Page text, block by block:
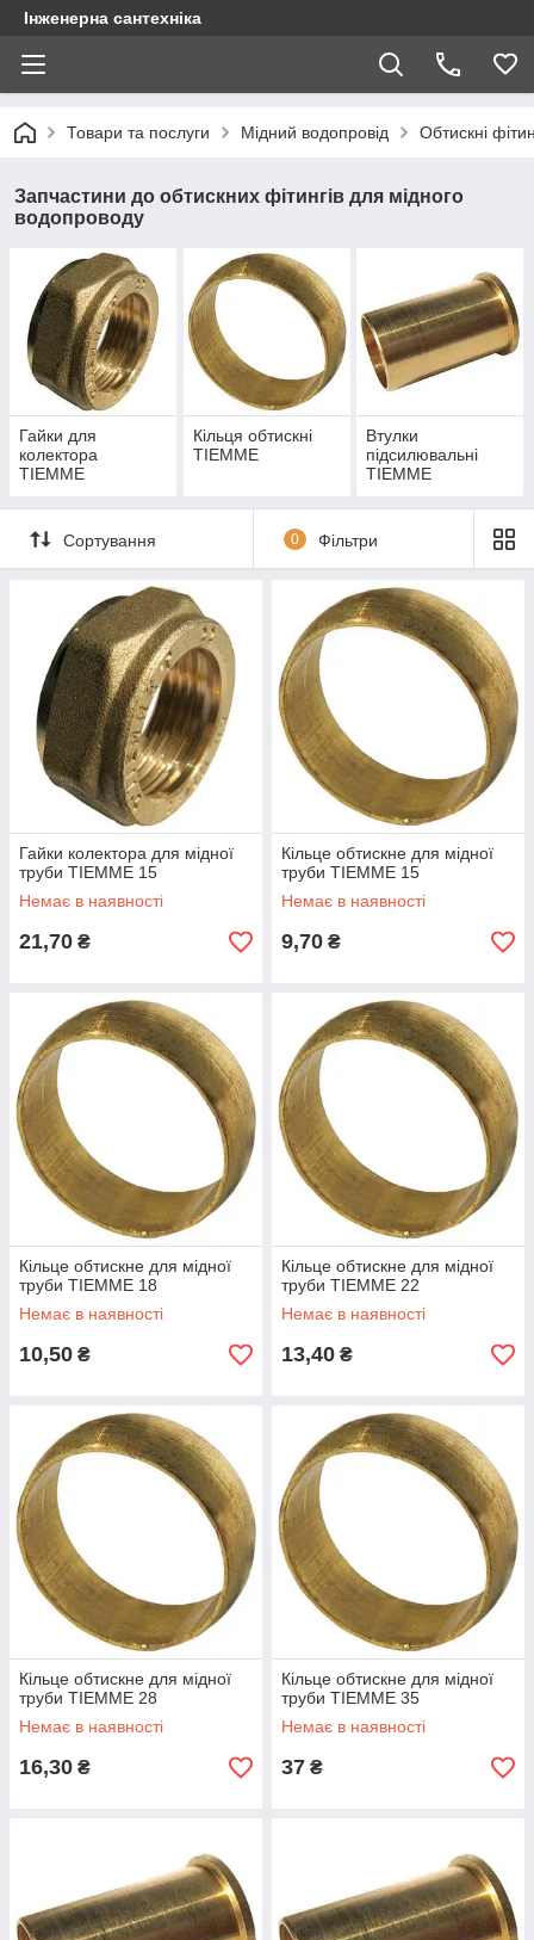
Інженерна сантехніка
Товари та послуги Мідний водопровід Обтискні
Запчастини до обтискних фітингів для мідного
водопроводу
Гайки для
колектора
TIEMME
Кільця обтискні
TIEMME
Втулки
підсилювальні
TIEMME
Сортування 0 Фільтри
Гайки колектора для мідної
труби TIEMME 15
Немає в наявності
21,70 ₴
Кільце обтискне для мідної
труби TIEMME 15
Немає в наявності
9,70 ₴
Кільце обтискне для мідної
труби TIEMME 18
Немає в наявності
10,50 ₴
Кільце обтискне для мідної
труби TIEMME 22
Немає в наявності
13,40 ₴
Кільце обтискне для мідної
труби TIEMME 28
Немає в наявності
16,30 ₴
Кільце обтискне для мідної
труби TIEMME 35
Немає в наявності
37 ₴